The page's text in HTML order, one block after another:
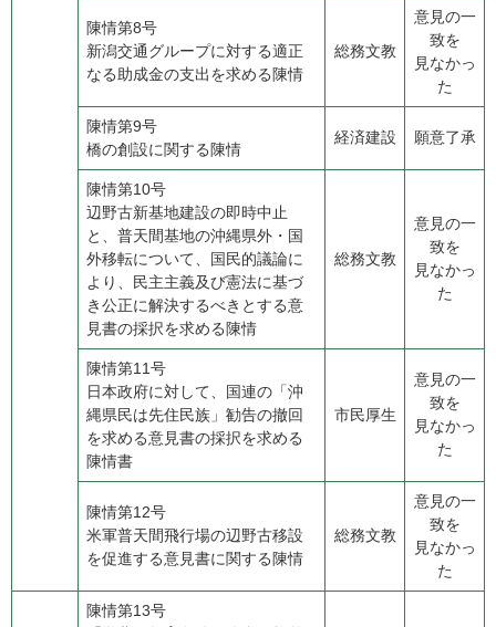
陳情第8号
​新潟交通グループに対する適正
なる助成金の支出を求める陳情
総務文教
意見の一
致を
見なかっ
た
陳情第9号
​橋の創設に関する陳情
経済建設 願意了承
陳情第10号
​辺野古新基地建設の即時中止
と、普天間基地の沖縄県外・国
外移転について、国民的議論に
より、民主主義及び憲法に基づ
き公正に解決するべきとする意
見書の採択を求める陳情
総務文教
意見の一
致を
見なかっ
た
陳情第11号
​日本政府に対して、国連の「沖
縄県民は先住民族」勧告の撤回
を求める意見書の採択を求める
陳情書
市民厚生
意見の一
致を
見なかっ
た
陳情第12号
​米軍普天間飛行場の辺野古移設
を促進する意見書に関する陳情
総務文教
意見の一
致を
見なかっ
た
陳情第13号